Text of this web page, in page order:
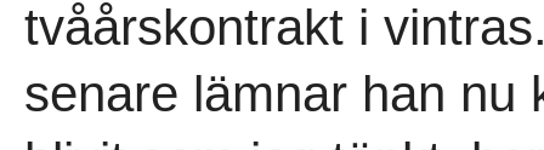
tvåårskontrakt i
senare lämnar han nu